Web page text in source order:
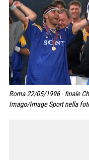
Roma 22/05/1996 - finale
Imago/Image Sport nella